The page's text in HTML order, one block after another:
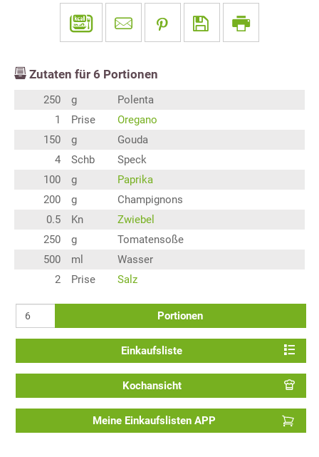
Zutaten für 6 Portionen
250 g
Polenta
1
Prise
Oregano
150
g
Gouda
4
Schb
Speck
100
g
Paprika
200
g
Champignons
0.5
Kn
Zwiebel
250
g
Tomatensoße
500
ml
Wasser
2
Prise Salz
Portionen
Einkaufsliste
Kochansicht
Meine Einkaufslisten APP